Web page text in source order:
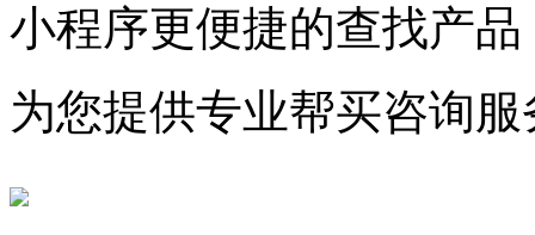
小程序更便捷的查找产品
为您提供专业帮买咨询服